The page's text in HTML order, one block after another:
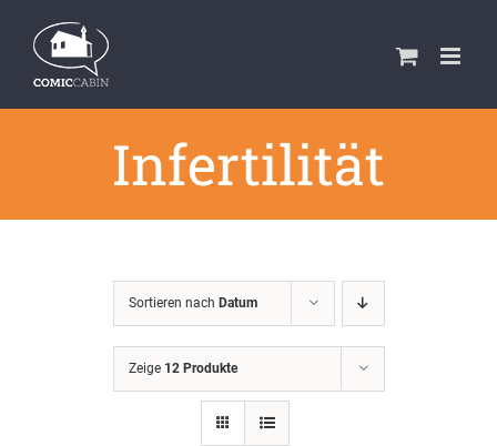
Inhalt
springen
Infertilität
Sortieren nach Datum
Zeige 12 Produkte